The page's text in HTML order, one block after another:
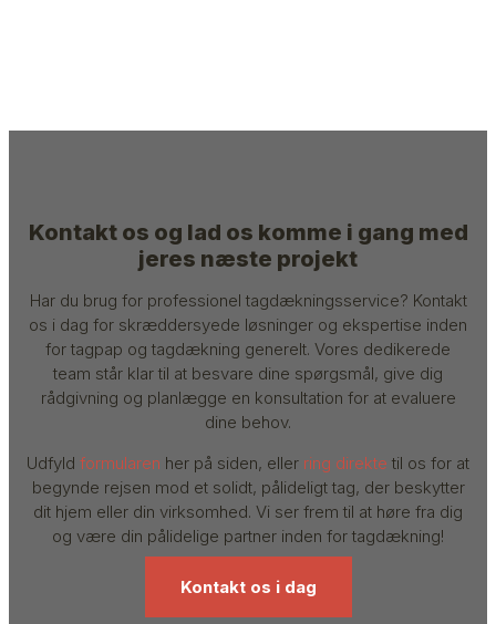
Kontakt os og lad os komme i gang med
jeres næste projekt
Har du brug for professionel tagdækningsservice? Kontakt
os i dag for skræddersyede løsninger og ekspertise inden
for tagpap og tagdækning generelt. Vores dedikerede
team står klar til at besvare dine spørgsmål, give dig
rådgivning og planlægge en konsultation for at evaluere
dine behov.
Udfyld formularen her på siden, eller ring direkte til os for at
begynde rejsen mod et solidt, pålideligt tag, der beskytter
dit hjem eller din virksomhed. Vi ser frem til at høre fra dig
og være din pålidelige partner inden for tagdækning!
Kontakt os i dag